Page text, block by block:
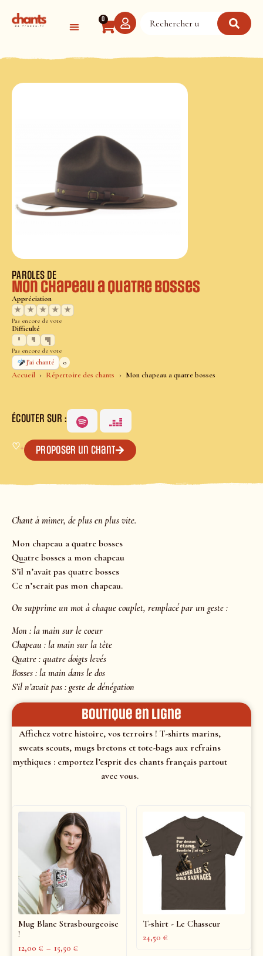
0
Accueil Répertoire des chants Mon chapeau a quatre bosses
PAROLES DE
Mon chapeau a quatre bosses
Appréciation
★
★ ★ ★ ★
Pas encore de vote
Difficulté
Pas encore de vote
J’ai chanté
0
ÉCOUTER SUR :
♡+ Proposer un chant
Chant à mimer, de plus en plus vite.
Mon chapeau a quatre bosses
Quatre bosses a mon chapeau
S’il n’avait pas quatre bosses
Ce n’serait pas mon chapeau.
On supprime un mot à chaque couplet, remplacé par un geste :
Mon : la main sur le coeur
Chapeau : la main sur la tête
Quatre : quatre doigts levés
Bosses : la main dans le dos
S’il n’avait pas : geste de dénégation
Boutique en ligne
Affichez votre histoire, vos terroirs ! T-shirts marins,
sweats scouts, mugs bretons et tote-bags aux refrains
mythiques : emportez l’esprit des chants français partout
avec vous.
Mug Blanc Strasbourgeoise
!
12,00 € – 15,50 €
T-shirt - Le Chasseur
24,50 €